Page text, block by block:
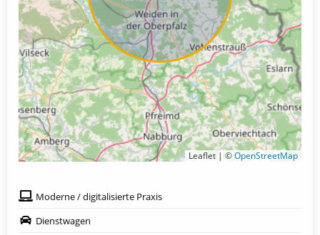
Leaflet | ©OpenStreetMap
Moderne / digitalisierte Praxis
Dienstwagen